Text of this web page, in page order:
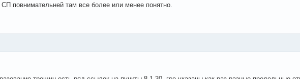
повнимательней там все более или менее понятно.